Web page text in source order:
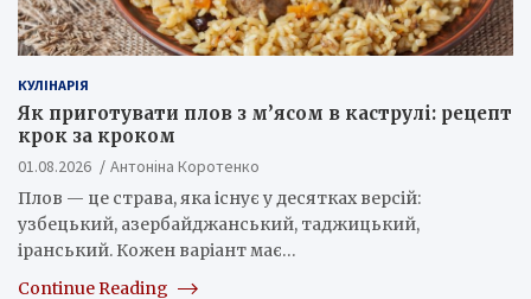
КУЛІНАРІЯ
Як приготувати плов з м’ясом в каструлі: рецепт
крок за кроком
01.08.2026
Антоніна Коротенко
Плов — це страва, яка існує у десятках версій:
узбецький, азербайджанський, таджицький,
іранський. Кожен варіант має…
Continue Reading